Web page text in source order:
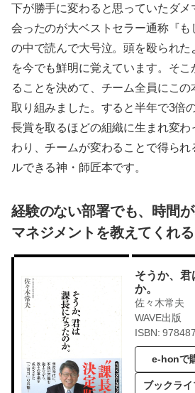
下が勝手に変わると思っていたダメ
会ったのが大ベストセラー通称『
の中で読んで大号泣。頭を殴られ
を今でも鮮明に覚えています。そ
ることを決めて、チーム全員にこ
取り組みました。すると半年で3倍
長賞を取るほどの組織に生まれ変
わり、チームが変わることで得ら
ルできる神・師匠本です。
経験のない部署でも、時間
マネジメントを教えてくれ
そうか、君
か。
佐々木常夫
WAVE出版
ISBN:
e-honで
ブックライ